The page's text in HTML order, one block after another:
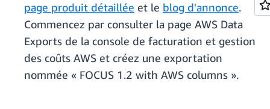
page produit détaillée et le blog d'annonce.
Commencez par consulter la page AWS Data
Exports de la console de facturation et gestion
des coûts AWS et créez une exportation
nommée « FOCUS 1.2 with AWS columns ».